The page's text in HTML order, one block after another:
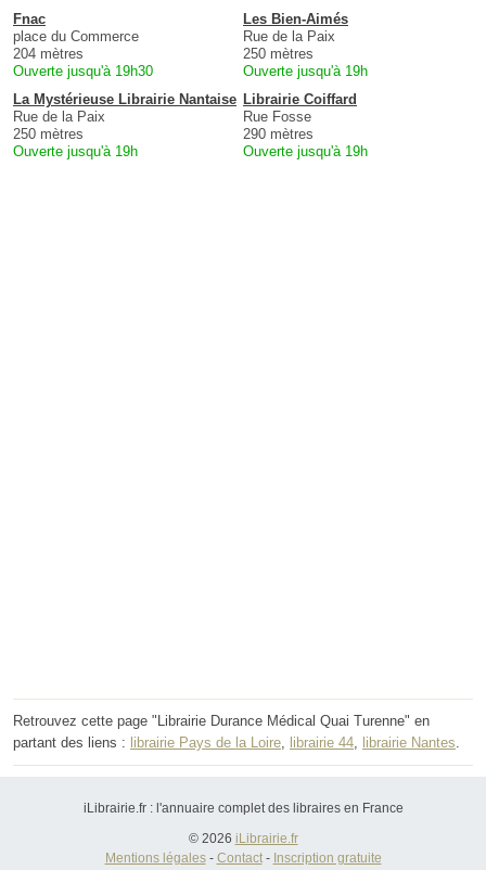
Fnac
place du Commerce
204 mètres
Ouverte jusqu'à 19h30
Les Bien-Aimés
Rue de la Paix
250 mètres
Ouverte jusqu'à 19h
La Mystérieuse Librairie Nantaise
Rue de la Paix
250 mètres
Ouverte jusqu'à 19h
Librairie Coiffard
Rue Fosse
290 mètres
Ouverte jusqu'à 19h
Retrouvez cette page "Librairie Durance Médical Quai Turenne" en
partant des liens : librairie Pays de la Loire librairie 44 librairie Nantes
iLibrairie.fr : l'annuaire complet des libraires en France
© 2026 iLibrairie.fr
Mentions légales- Contact- Inscription gratuite